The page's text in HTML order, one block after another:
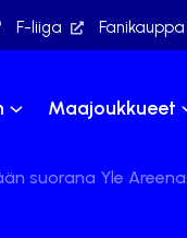
F-liiga Fanikauppa
Maajoukkueet
suorana Yle